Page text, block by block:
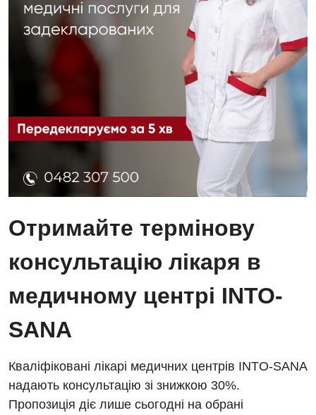
Отримайте термінову
консультацію лікаря в
медичному центрі INTO-
SANA
Кваліфіковані лікарі медичних центрів INTO-SANA
надають консультацію зі знижкою 30%.
Пропозиція діє лише сьогодні на обрані